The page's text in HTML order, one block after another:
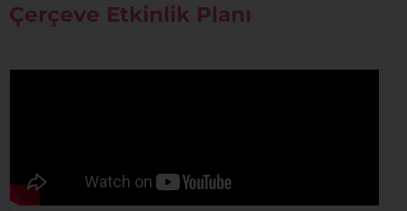
Çerçeve Etkinlik Planı